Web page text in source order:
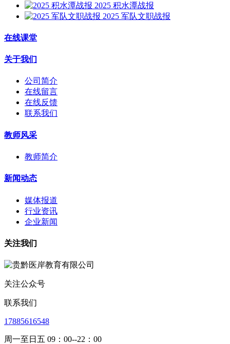
2025 积水潭战报
2025 军队文职战报
在线课堂
关于我们
公司简介
在线留言
在线反馈
联系我们
教师风采
教师简介
新闻动态
媒体报道
行业资讯
企业新闻
关注我们
关注公众号
联系我们
17885616548
周一至日五 09：00--22：00